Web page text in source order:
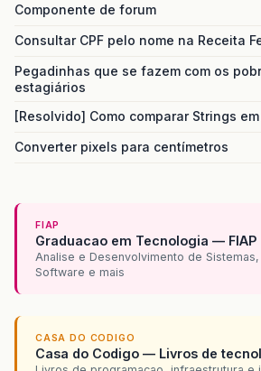
Componente de forum
Consultar CPF pelo nome na Receita
Pegadinhas que se fazem com os
estagiários
[Resolvido] Como comparar Strings em
Converter pixels para centímetros
FIAP
Graduacao em Tecnologia — FIAP
Analise e Desenvolvimento de Sistemas,
Software e mais
CASA DO CODIGO
Casa do Codigo — Livros de